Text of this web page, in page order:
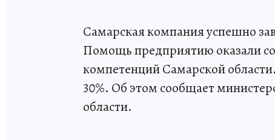
Самарская компания успешно
Помощь предприятию оказали
компетенций Самарской
30%. Об этом сообщает
области.